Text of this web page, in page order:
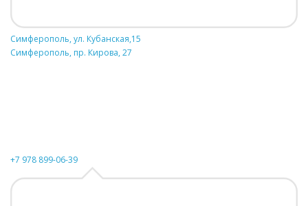
Симферополь, ул. Кубанская,15
Симферополь, пр. Кирова, 27
+7 978 899-06-39